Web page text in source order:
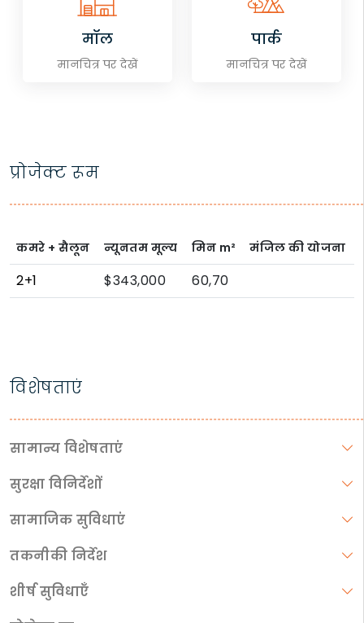
मॉल
मानचित्र पर देखें
पार्क
मानचित्र पर देखें
प्रोजेक्ट रूम
कमरे + सैलून न्यूनतम मूल्य मिन m² मंजिल की योजना
2+1 $343,000 60,70
विशेषताएं
सामान्य विशेषताएं
सुरक्षा विनिर्देशों
सामाजिक सुविधाएं
तकनीकी निर्देश
शीर्ष सुविधाएँ